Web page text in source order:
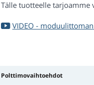
Tälle tuotteelle
VIDEO -
Polttimovaihtoehdot